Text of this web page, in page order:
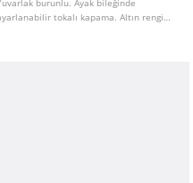
burunlu. Ayak bileğinde
tokalı kapama. Altın rengi